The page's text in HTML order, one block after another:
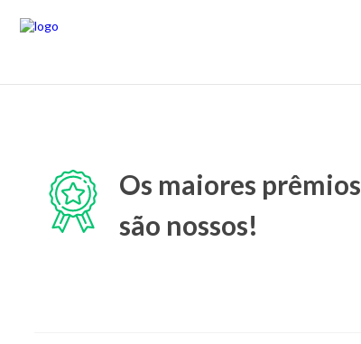
Os maiores prêmios
são nossos!